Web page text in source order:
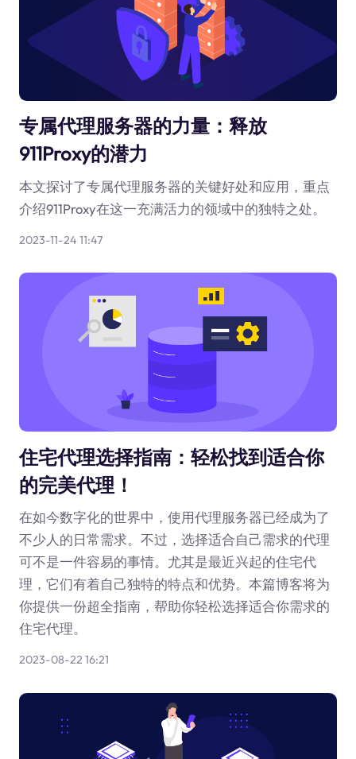
专属代理服务器的力量：释放
911Proxy的潜力
本文探讨了专属代理服务器的关键好处和应用，重点
介绍911Proxy在这一充满活力的领域中的独特之处。
2023-11-24 11:47
住宅代理选择指南：轻松找到适合你
的完美代理！
在如今数字化的世界中，使用代理服务器已经成为了
不少人的日常需求。不过，选择适合自己需求的代理
可不是一件容易的事情。尤其是最近兴起的住宅代
理，它们有着自己独特的特点和优势。本篇博客将为
你提供一份超全指南，帮助你轻松选择适合你需求的
住宅代理。
2023-08-22 16:21